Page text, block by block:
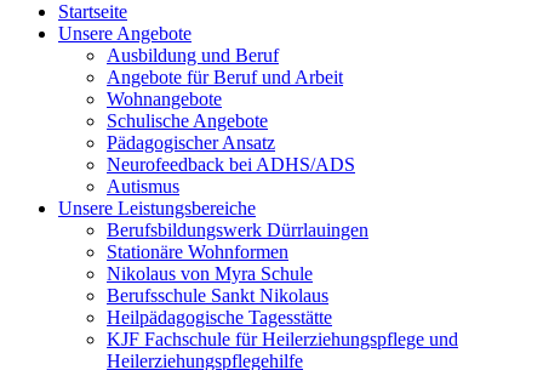
Startseite
Unsere Angebote
Ausbildung und Beruf
Angebote für Beruf und Arbeit
Wohnangebote
Schulische Angebote
Pädagogischer Ansatz
Neurofeedback bei ADHS/ADS
Autismus
Unsere Leistungsbereiche
Berufsbildungswerk Dürrlauingen
Stationäre Wohnformen
Nikolaus von Myra Schule
Berufsschule Sankt Nikolaus
Heilpädagogische Tagesstätte
KJF Fachschule für Heilerziehungspflege und
Heilerziehungspflegehilfe